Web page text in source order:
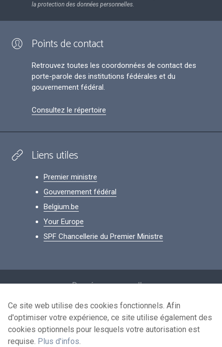
la protection des données personnelles.
Points de contact
Retrouvez toutes les coordonnées de contact des
porte-parole des institutions fédérales et du
gouvernement fédéral.
Consultez le répertoire
Liens utiles
Premier ministre
Gouvernement fédéral
Belgium.be
Your Europe
SPF Chancellerie du Premier Ministre
Données personnelles
Conditions de réutilisation
Contactez-nous
Ce site web utilise des cookies fonctionnels. Afin
d'optimiser votre expérience, ce site utilise également des
cookies optionnels pour lesquels votre autorisation est
requise. Plus d'infos.